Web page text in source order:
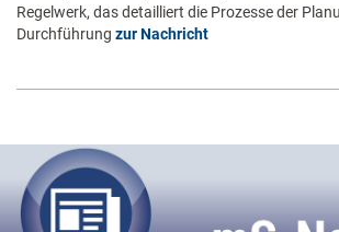
Regelwerk, das detailliert die Prozesse der
Durchführung zur Nachricht